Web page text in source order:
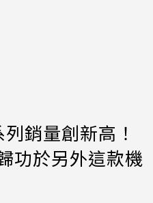
銷量創新高！
功於另外這款機